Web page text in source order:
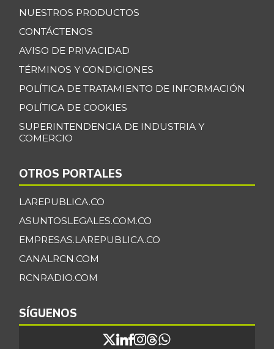
NUESTROS PRODUCTOS
CONTÁCTENOS
AVISO DE PRIVACIDAD
TÉRMINOS Y CONDICIONES
POLÍTICA DE TRATAMIENTO DE INFORMACIÓN
POLÍTICA DE COOKIES
SUPERINTENDENCIA DE INDUSTRIA Y
COMERCIO
OTROS PORTALES
LAREPUBLICA.CO
ASUNTOSLEGALES.COM.CO
EMPRESAS.LAREPUBLICA.CO
CANALRCN.COM
RCNRADIO.COM
SÍGUENOS